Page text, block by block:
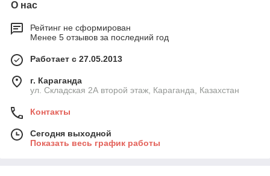
О нас
Рейтинг не сформирован
Менее 5 отзывов за последний год
Работает с 27.05.2013
г. Караганда
ул. Складская 2А второй этаж, Караганда, Казахстан
Контакты
Сегодня выходной
Показать весь график работы